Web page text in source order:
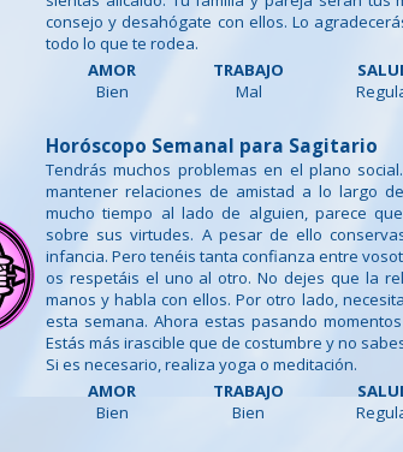
consejo y desahógate con ellos. Lo
todo lo que te rodea.
AMOR
Bien
TRABAJO
Mal
Horóscopo Semanal para Sagitario
Tendrás muchos problemas en el plano
mantener relaciones de amistad a lo largo
mucho tiempo al lado de alguien, parece
sobre sus virtudes. A pesar de ello
infancia. Pero tenéis tanta confianza entre
os respetáis el uno al otro. No dejes que la
manos y habla con ellos. Por otro lado,
esta semana. Ahora estas pasando
Estás más irascible que de costumbre y no
Si es necesario, realiza yoga o meditación.
AMOR
Bien
TRABAJO
Bien